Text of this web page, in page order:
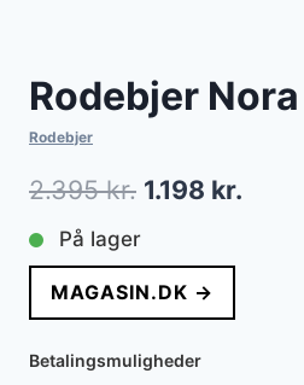
Rodebjer
Rodebjer
2.395kr. Den
pris
var:
2.395 kr..
1.198 kr.
På lager
MAGASIN.DK →
Betalingsmuligheder